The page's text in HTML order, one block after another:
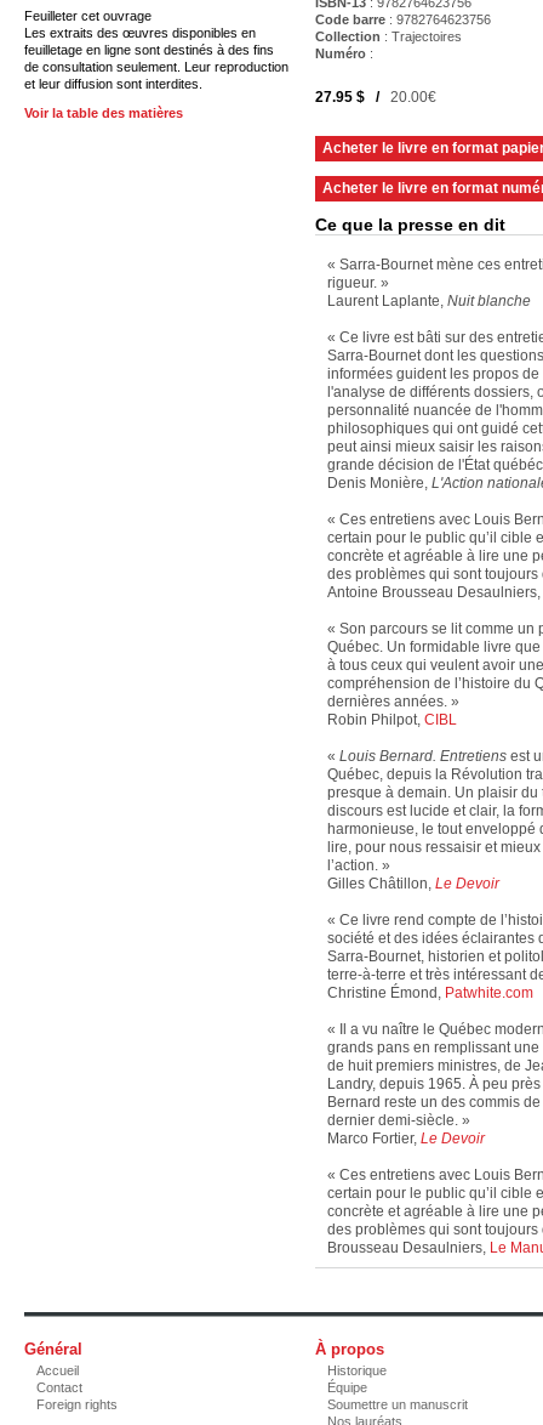
Feuilleter cet ouvrage
Les extraits des œuvres disponibles en
feuilletage en ligne sont destinés à des fins
de consultation seulement. Leur reproduction
et leur diffusion sont interdites.
Voir la table des matières
Code barre : 9782764623756
Collection : Trajectoires
Numéro :
27.95 $ /20.00€
Acheter le livre en format
Acheter le livre en format
Ce que la presse en dit
« Sarra-Bournet mène ces
rigueur. »
Laurent Laplante, Nuit blanche
« Ce livre est bâti sur des
Sarra-Bournet dont les
informées guident les propos
l'analyse de différents dossiers,
personnalité nuancée de
philosophiques qui ont guidé
peut ainsi mieux saisir les
grande décision de l'État
Denis Monière, L'Action
« Ces entretiens avec Louis
certain pour le public qu’il cible
concrète et agréable à lire une
des problèmes qui sont toujours
Antoine Brousseau
« Son parcours se lit comme un
Québec. Un formidable livre
à tous ceux qui veulent avoir
compréhension de l’histoire du
dernières années. »
Robin Philpot, CIBL
« Louis Bernard. Entretiens est
Québec, depuis la Révolution
presque à demain. Un plaisir du
discours est lucide et clair, la
harmonieuse, le tout enveloppé
lire, pour nous ressaisir et mieux
l’action. »
Gilles Châtillon, Le Devoir
« Ce livre rend compte de
société et des idées éclairantes
Sarra-Bournet, historien et
terre-à-terre et très intéressant
Christine Émond, Patwhite.com
« Il a vu naître le Québec
grands pans en remplissant
de huit premiers ministres, de
Landry, depuis 1965. À peu
Bernard reste un des commis
dernier demi-siècle. »
Marco Fortier, Le Devoir
« Ces entretiens avec Louis
certain pour le public qu’il cible
concrète et agréable à lire une
des problèmes qui sont toujours
Brousseau Desaulniers, Le
Général
Accueil
Contact
Foreign rights
À propos
Historique
Équipe
Soumettre un manuscrit
Nos lauréats